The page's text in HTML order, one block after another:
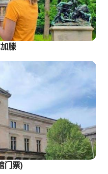
滕
门票)